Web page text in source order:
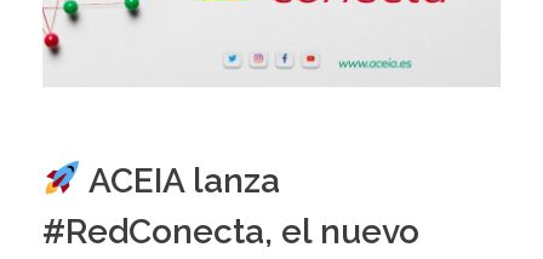
ACEIA lanza
#RedConecta, el nuevo